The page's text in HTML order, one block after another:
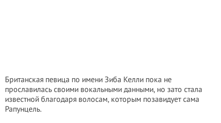
Британская певица по имени Зиба Келли пока не
прославилась своими вокальными данными, но зато стала
известной благодаря волосам, которым позавидует сама
Рапунцель.